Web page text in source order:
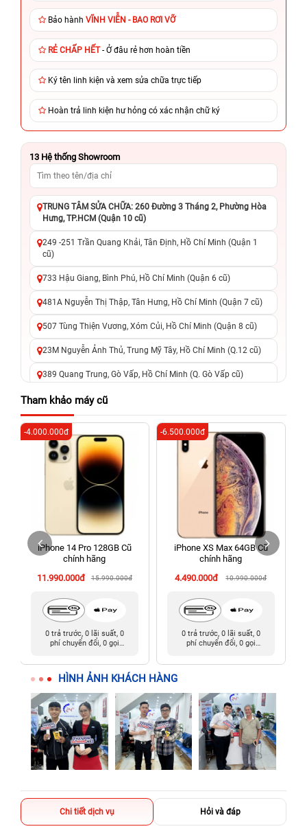
Bảo hành VĨNH VIỄN - BAO RƠI VỠ
RẺ CHẤP HẾT- Ở đâu rẻ hơn hoàn tiền
Ký tên linh kiện và xem sửa chữa trực tiếp
Hoàn trả linh kiện hư hỏng có xác nhận chữ ký
13 Hệ thống Showroom
TRUNG TÂM SỬA CHỮA: 260 Đường 3 Tháng 2, Phường Hòa
Hưng, TP.HCM (Quận 10 cũ)
249 -251 Trần Quang Khải, Tân Định, Hồ Chí Minh (Quận 1
cũ)
733 Hậu Giang, Bình Phú, Hồ Chí Minh (Quận 6 cũ)
481A Nguyễn Thị Thập, Tân Hưng, Hồ Chí Minh (Quận 7 cũ)
507 Tùng Thiện Vương, Xóm Củi, Hồ Chí Minh (Quận 8 cũ)
23M Nguyễn Ảnh Thủ, Trung Mỹ Tây, Hồ Chí Minh (Q.12 cũ)
389 Quang Trung, Gò Vấp, Hồ Chí Minh (Q. Gò Vấp cũ)
625 - 625A Âu Cơ, Tân Phú, Hồ Chí Minh (Quận Tân Phú cũ)
326 Lê Văn Việt, Tăng Nhơn Phú, Hồ Chí Minh (Q.9 TP. Thủ
Đức cũ)
256 Võ Văn Ngân, Thủ Đức, Hồ Chí Minh (Bình Thọ, TP. Thủ
70 Nguyễn An Ninh, Dĩ An, Hồ Chí Minh (Bình Dương Cũ)
24h Vũng Tàu: 162A Ba Cu, Vũng Tàu, Hồ Chí Minh (TP. Vũng
Tàu cũ)
198 Hoàng Văn Thụ, Tân Sơn Nhất, Hồ Chí Minh (Tân Bình
Tham khảo máy cũ
iPhone 14 Pro 128GB Cũ
chính hãng
11.990.000đ
15.990.000đ
-4.000.000đ
0 trả trước, 0 lãi suất, 0
phí chuyển đổi, 0 gọi
iPhone XS Max 64GB Cũ
chính hãng
4.490.000đ
10.990.000đ
-6.500.000đ
0 trả trước, 0 lãi suất, 0
phí chuyển đổi, 0 gọi
HÌNH ẢNH KHÁCH HÀNG
Chi tiết dịch vụ Hỏi và đáp